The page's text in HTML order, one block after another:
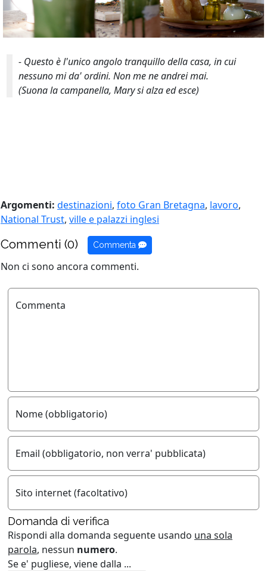
- Questo è l'unico angolo tranquillo della casa, in cui
nessuno mi da' ordini. Non me ne andrei mai.
(Suona la campanella, Mary si alza ed esce)
Argomenti: destinazioni, foto Gran Bretagna, lavoro,
National Trust, ville e palazzi inglesi
Commenti (0) Commenta
Non ci sono ancora commenti.
Commenta
Nome (obbligatorio)
Email (obbligatorio, non verra' pubblicata)
Sito internet (facoltativo)
Domanda di verifica
Rispondi alla domanda seguente usando una sola
parola, nessun numero.
Se e' pugliese, viene dalla ...